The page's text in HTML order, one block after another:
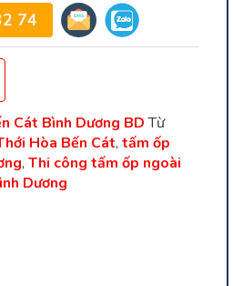
74
Cát Bình Dương BD Từ
Hòa Bến Cát, tấm ốp
, Thi công tấm ốp ngoài
Dương